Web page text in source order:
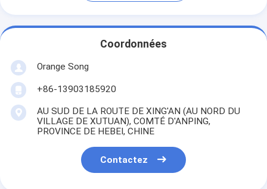
Coordonnées
Orange Song
+86-13903185920
AU SUD DE LA ROUTE DE XING'AN (AU NORD DU
VILLAGE DE XUTUAN), COMTÉ D'ANPING,
PROVINCE DE HEBEI, CHINE
Contactez